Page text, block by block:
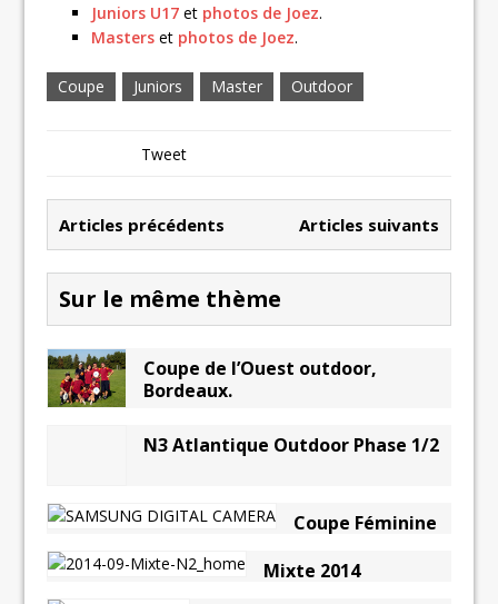
Juniors U17 et photos de Joez.
Masters et photos de Joez.
Coupe Juniors Master Outdoor
Tweet
Articles précédents Articles suivants
Sur le même thème
Coupe de l’Ouest outdoor,
Bordeaux.
N3 Atlantique Outdoor Phase 1/2
Coupe Féminine
Mixte 2014